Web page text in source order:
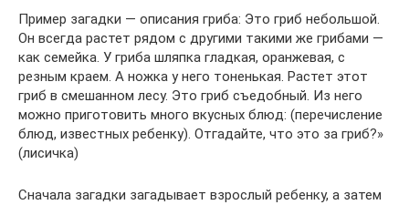
Пример загадки — описания гриба: Это гриб небольшой.
Он всегда растет рядом с другими такими же грибами —
как семейка. У гриба шляпка гладкая, оранжевая, с
резным краем. А ножка у него тоненькая. Растет этот
гриб в смешанном лесу. Это гриб съедобный. Из него
можно приготовить много вкусных блюд: (перечисление
блюд, известных ребенку). Отгадайте, что это за гриб?»
(лисичка)
Сначала загадки загадывает взрослый ребенку, а затем